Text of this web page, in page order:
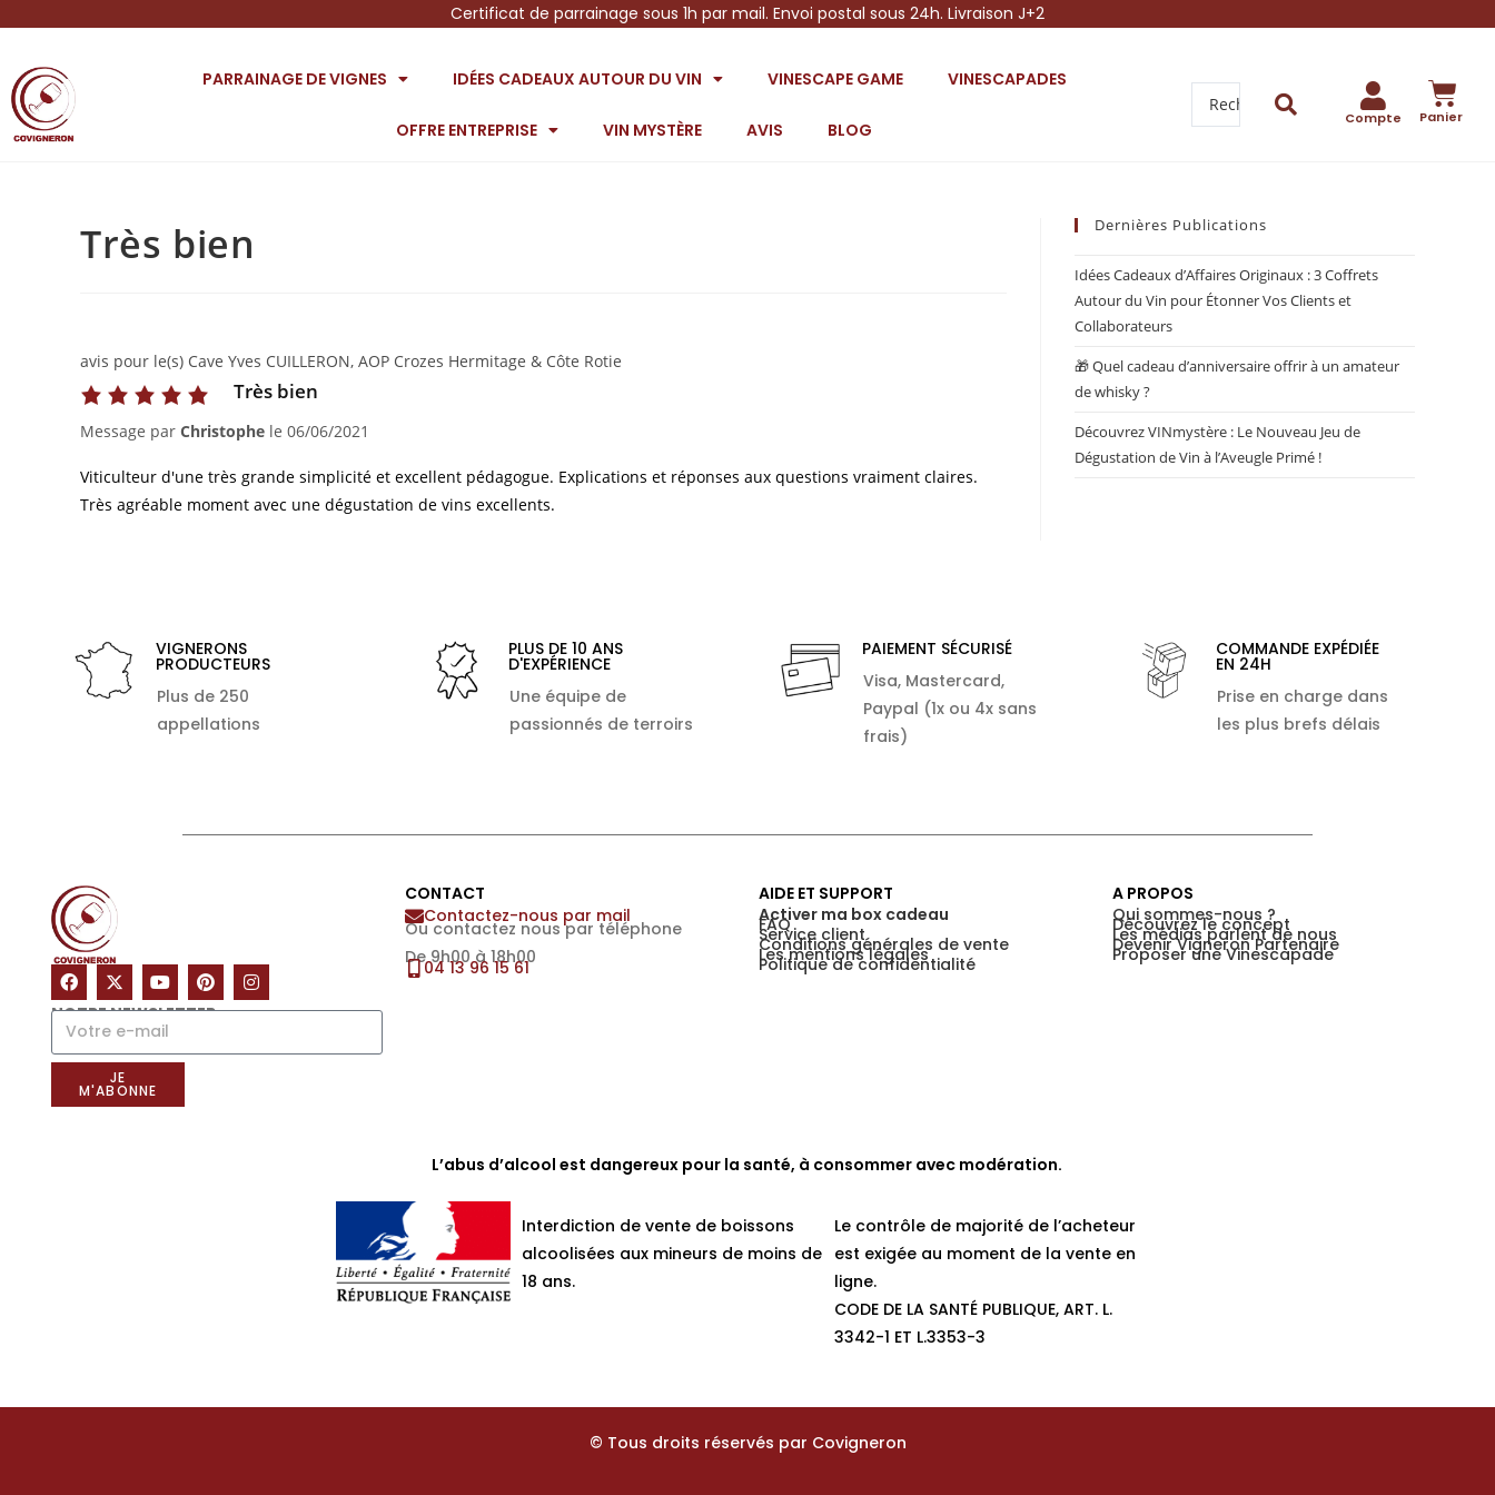
Certificat de parrainage sous 1h par mail. Envoi postal sous 24h. Livraison J+2
PARRAINAGE DE VIGNES IDÉES CADEAUX AUTOUR DU VIN VINESCAPE GAME VINESCAPADES
OFFRE ENTREPRISE VIN MYSTÈRE AVIS BLOG
Compte Panier
Très bien
avis pour le(s) Cave Yves CUILLERON, AOP Crozes Hermitage & Côte Rotie
Très bien
Message par Christophe le 06/06/2021
Viticulteur d'une très grande simplicité et excellent pédagogue. Explications et réponses aux questions vraiment claires.
Très agréable moment avec une dégustation de vins excellents.
Dernières Publications
Idées Cadeaux d’Affaires Originaux : 3 Coffrets
Autour du Vin pour Étonner Vos Clients et
Collaborateurs
🎁 Quel cadeau d’anniversaire offrir à un amateur
de whisky ?
Découvrez VINmystère : Le Nouveau Jeu de
Dégustation de Vin à l’Aveugle Primé !
VIGNERONS
PRODUCTEURS
Plus de 250
appellations
PLUS DE 10 ANS
D'EXPÉRIENCE
Une équipe de
passionnés de terroirs
PAIEMENT SÉCURISÉ
Visa, Mastercard,
Paypal (1x ou 4x sans
frais)
COMMANDE EXPÉDIÉE
EN 24H
Prise en charge dans
les plus brefs délais
NOTRE NEWSLETTER
JE
M'ABONNE
CONTACT
Contactez-nous par mail
Ou contactez nous par téléphone
De 9h00 à 18h00
04 13 96 15 61
AIDE ET SUPPORT
Activer ma box cadeau
FAQ
Service client
Conditions générales de vente
Les mentions légales
Politique de confidentialité
A PROPOS
Qui sommes-nous ?
Découvrez le concept
Les médias parlent de nous
Devenir Vigneron Partenaire
Proposer une Vinescapade
L’abus d’alcool est dangereux pour la santé, à consommer avec modération.
Interdiction de vente de boissons
alcoolisées aux mineurs de moins de
18 ans.
Le contrôle de majorité de l’acheteur
est exigée au moment de la vente en
ligne.
CODE DE LA SANTÉ PUBLIQUE, ART. L.
3342-1 ET L.3353-3
© Tous droits réservés par Covigneron